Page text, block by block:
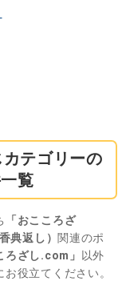
カテゴリーの
覧
「おこころざ
典返し） 関連のポ
ろざし.com」
以外
役立てください。